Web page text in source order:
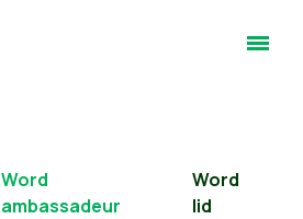
Word
ambassadeur
Word
lid